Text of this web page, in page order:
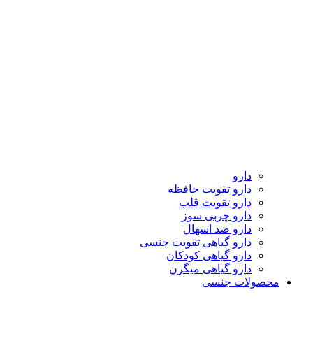
دارو
دارو تقویت حافظه
دارو تقویت قلب
دارو چربی سوز
دارو ضد اسهال
دارو گیاهی تقویت جنسی
دارو گیاهی کودکان
دارو گیاهی میگرن
محصولات جنسی